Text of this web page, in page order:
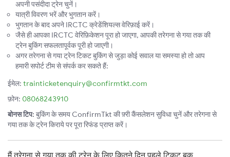
अपनी पसंदीदा ट्रेन चुनें।
यात्री विवरण भरें और भुगतान करें।
भुगतान के बाद अपने IRCTC क्रेडेंशियल्स वेरिफ़ाई करें।
जैसे ही आपका IRCTC वेरिफ़िकेशन पूरा हो जाएगा, आपकी तरेगना से गया तक की
ट्रेन बुकिंग सफलतापूर्वक पूरी हो जाएगी।
अगर तरेगना से गया ट्रेन टिकट बुकिंग से जुड़ा कोई सवाल या समस्या हो तो आप
हमारी सपोर्ट टीम से संपर्क कर सकते हैं:
ईमेल: trainticketenquiry@confirmtkt.com
फ़ोन: 08068243910
बोनस टिप: बुकिंग के समय ConfirmTkt की फ़्री कैंसलेशन सुविधा चुनें और तरेगना से
गया तक के ट्रेन किराये पर पूरा रिफंड प्राप्त करें।